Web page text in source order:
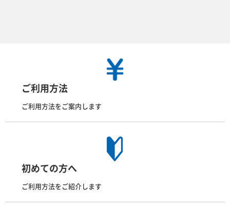
ご利用方法
ご利用方法をご案内します
初めての方へ
ご利用方法をご紹介します